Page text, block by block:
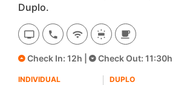
Duplo.
Check In: 12h | Check Out: 11:30h
INDIVIDUAL DUPLO